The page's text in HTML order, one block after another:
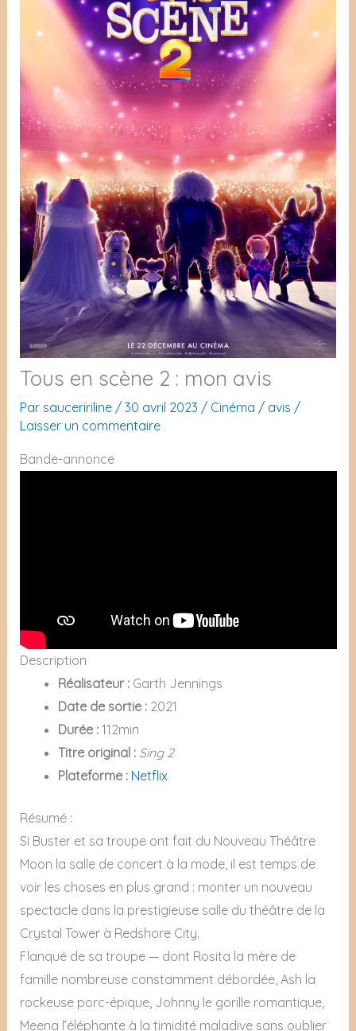
Tous en scène 2 : mon avis
Par sauceririline / 30 avril 2023 / Cinéma / avis /
Laisser un commentaire
Bande-annonce
Description
Réalisateur :Garth Jennings
Date de sortie :2021
Durée : 112min
Titre original : Sing 2
Plateforme : Netflix
Résumé :
Si Buster et sa troupe ont fait du Nouveau Théâtre
Moon la salle de concert à la mode, il est temps de
voir les choses en plus grand : monter un nouveau
spectacle dans la prestigieuse salle du théâtre de la
Crystal Tower à Redshore City.
Flanqué de sa troupe — dont Rosita la mère de
famille nombreuse constamment débordée, Ash la
rockeuse porc-épique, Johnny le gorille romantique,
Meena l’éléphante à la timidité maladive sans oublier